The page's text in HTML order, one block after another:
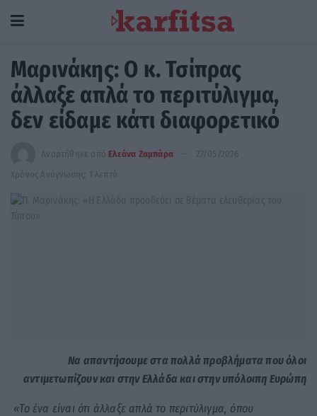
Μαρινάκης: Ο κ. Τσίπρας
άλλαξε απλά το περιτύλιγμα,
δεν είδαμε κάτι διαφορετικό
Αναρτήθηκε από Ελεάνα Ζαμπάρα
27/05/2026
Χρόνος Ανάγνωσης: 1 λεπτό
Να απαντήσουμε στα πολλά προβλήματα που όλοι
αντιμετωπίζουν και στην Ελλάδα και στην υπόλοιπη Ευρώπη
«Το ένα είναι ότι άλλαξε απλά το περιτύλιγμα, όπου